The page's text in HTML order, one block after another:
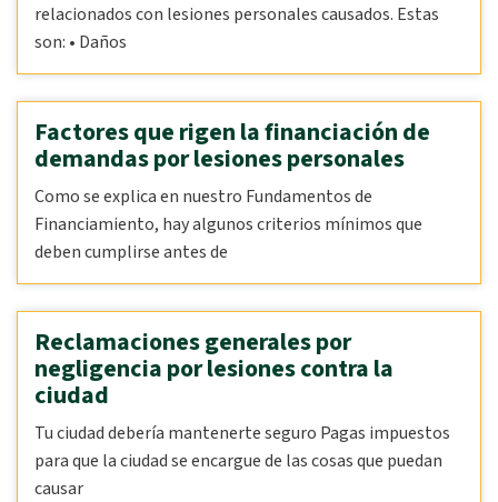
relacionados con lesiones personales causados. Estas
son: • Daños
Factores que rigen la financiación de
demandas por lesiones personales
Como se explica en nuestro Fundamentos de
Financiamiento, hay algunos criterios mínimos que
deben cumplirse antes de
Reclamaciones generales por
negligencia por lesiones contra la
ciudad
Tu ciudad debería mantenerte seguro Pagas impuestos
para que la ciudad se encargue de las cosas que puedan
causar